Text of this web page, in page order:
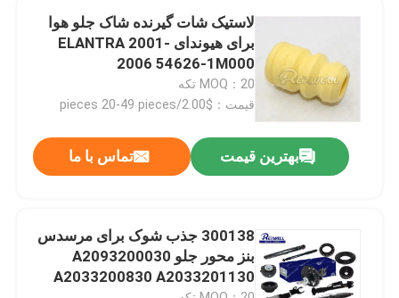
کنترل کیفیت
با ما تماس بگیرید
اخبار
درخواست نقل قول
لاستیک شات گیرنده شاک جلو هوا
برای هیوندای ELANTRA 2001-
2006 54626-1M000
MOQ：20 تکه
قیمت：$2.00/pieces 20-49 pieces
بهترین قیمت تماس با ما
300138 جذب شوک برای مرسدس
بنز محور جلو A2093200030
A2033200830 A2033201130